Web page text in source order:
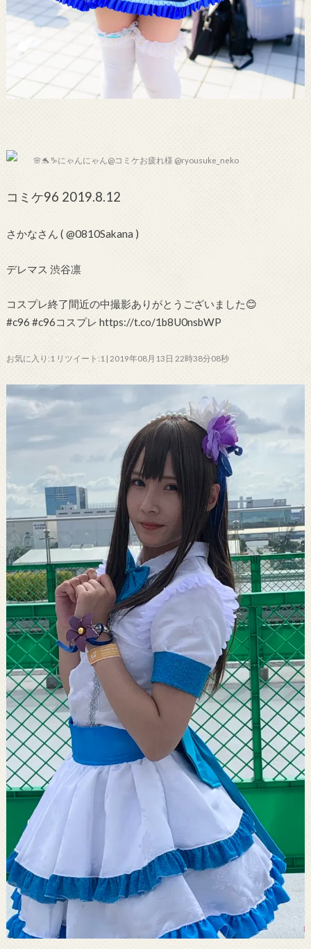
🌸🐬♑️にゃんにゃん@コミケお疲れ様 @ryousuke_neko
コミケ96 2019.8.12
さかなさん ( @0810Sakana )
デレマス 渋谷凛
コスプレ終了間近の中撮影ありがとうございました😊
#c96 #c96コスプレ https://t.co/1b8U0nsbWP
お気に入り:1 リツイート:1 | 2019年08月13日 22時38分08秒